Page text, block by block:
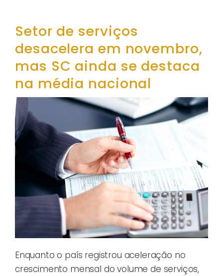
Setor de serviços
desacelera em novembro,
mas SC ainda se destaca
na média nacional
Enquanto o país registrou aceleração no
crescimento mensal do volume de serviços,